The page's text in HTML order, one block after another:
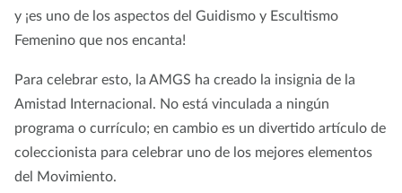
y ¡es uno de los aspectos del Guidismo y Escultismo
Femenino que nos encanta!
Para celebrar esto, la AMGS ha creado la insignia de la
Amistad Internacional. No está vinculada a ningún
programa o currículo; en cambio es un divertido artículo de
coleccionista para celebrar uno de los mejores elementos
del Movimiento.